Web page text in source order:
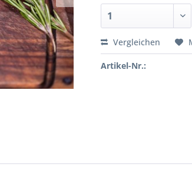
Vergleichen
Artikel-Nr.: